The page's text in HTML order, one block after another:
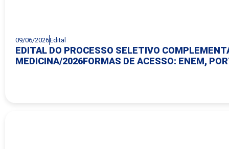
09/06/2026Edital
EDITAL DO PROCESSO SELETIVO
MEDICINA/2026FORMAS DE ACESSO: ENEM,